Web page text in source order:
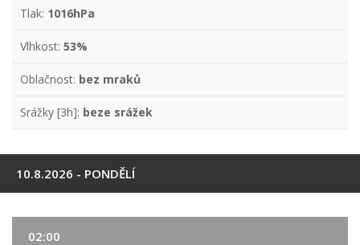
Tlak: 1016hPa
Vlhkost: 53%
Oblačnost: bez mraků
Srážky [3h]: beze srážek
10.8.2026 - PONDĚLÍ
02:00